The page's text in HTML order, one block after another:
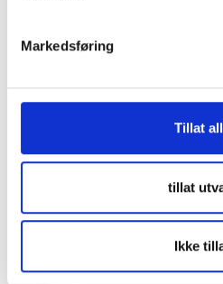
Markedsføring
Tillat
tillat
Ikke
Specifikation
öppet (85-, 86-, 87- och 30-
som är konstruerat för att växla
Anslutningar: M6-bultar och
mer info